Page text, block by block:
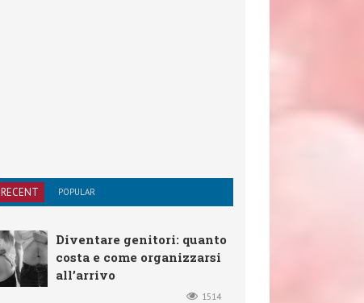
RECENT POPULAR
Diventare genitori: quanto
costa e come organizzarsi
all’arrivo
1514